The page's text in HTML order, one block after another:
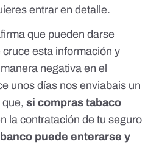
entrar en detalle.
que pueden darse
esta información y
negativa en el
unos días nos enviabais un
que, si compras tabaco
la contratación de tu seguro
puede enterarse y